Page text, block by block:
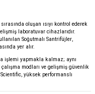
oluşan ısıyı kontrol ederek
laboratuvar cihazlarıdır.
Soğutmalı Santrifüjler,
yer alır.
işlemi yapmakla kalmaz; aynı
modları ve gelişmiş güvenlik
, yüksek performanslı